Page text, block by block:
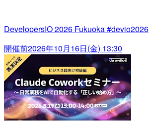
DevelopersIO 2026 Fukuoka #devio2026
開催前2026年10月16日(金) 13:30